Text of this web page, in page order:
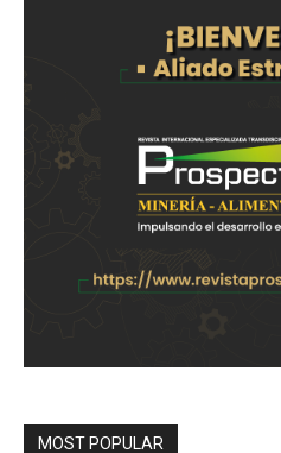
MOST POPULAR